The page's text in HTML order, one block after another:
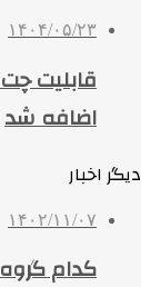
۱۴۰۴/۰۵/۲۳
قابلیت
اضافه شد
دیگر اخبار
۱۴۰۲/۱۱/۰۷
کدام گروه